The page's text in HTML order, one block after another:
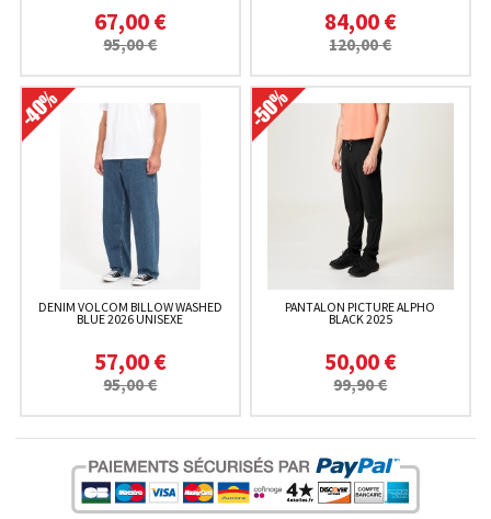
67,00 €
95,00 €
84,00 €
120,00 €
DENIM VOLCOM BILLOW WASHED
BLUE 2026 UNISEXE
57,00 €
95,00 €
PANTALON PICTURE ALPHO
BLACK 2025
50,00 €
99,90 €